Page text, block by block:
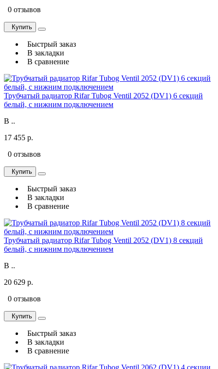
0 отзывов
Купить
Быстрый заказ
В закладки
В сравнение
Трубчатый радиатор Rifar Tubog Ventil 2052 (DV1) 6 секций
белый, с нижним подключением
В ..
17 455 р.
0 отзывов
Купить
Быстрый заказ
В закладки
В сравнение
Трубчатый радиатор Rifar Tubog Ventil 2052 (DV1) 8 секций
белый, с нижним подключением
В ..
20 629 р.
0 отзывов
Купить
Быстрый заказ
В закладки
В сравнение